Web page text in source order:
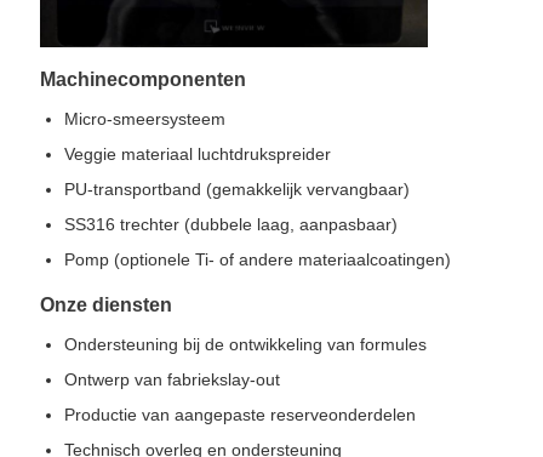
Machinecomponenten
Micro-smeersysteem
Veggie materiaal luchtdrukspreider
PU-transportband (gemakkelijk vervangbaar)
SS316 trechter (dubbele laag, aanpasbaar)
Pomp (optionele Ti- of andere materiaalcoatingen)
Onze diensten
Ondersteuning bij de ontwikkeling van formules
Ontwerp van fabriekslay-out
Productie van aangepaste reserveonderdelen
Technisch overleg en ondersteuning